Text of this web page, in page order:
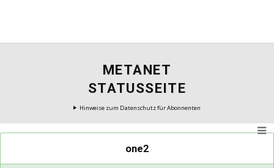
METANET
STATUSSEITE
Hinweise zum Datenschutz für Abonnenten
one2